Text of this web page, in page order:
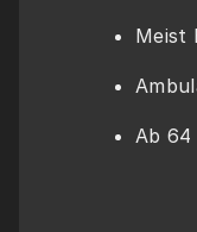
Meist
Ab 64